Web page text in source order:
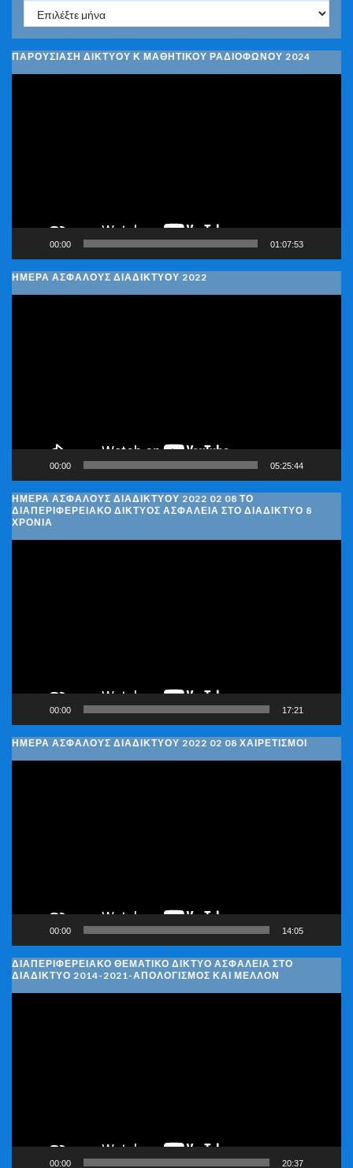
Ιστορικό
ΠΑΡΟΥΣΙΑΣΗ ΔΙΚΤΥΟΥ Κ ΜΑΘΗΤΙΚΟΥ ΡΑΔΙΟΦΩΝΟΥ 2024
00:00 01:07:53
ΗΜΕΡΑ ΑΣΦΑΛΟΥΣ ΔΙΑΔΙΚΤΥΟΥ 2022
00:00 05:25:44
ΗΜΈΡΑ ΑΣΦΑΛΟΎΣ ΔΙΑΔΙΚΤΎΟΥ 2022 02 08 ΤΟ
ΔΙΑΠΕΡΙΦΕΡΕΙΑΚΌ ΔΊΚΤΥΟΣ ΑΣΦΆΛΕΙΑ ΣΤΟ ΔΙΑΔΊΚΤΥΟ 8
ΧΡΌΝΙΑ
00:00 17:21
ΗΜΈΡΑ ΑΣΦΑΛΟΎΣ ΔΙΑΔΙΚΤΎΟΥ 2022 02 08 ΧΑΙΡΕΤΙΣΜΟΊ
00:00 14:05
ΔΙΑΠΕΡΙΦΕΡΕΙΑΚΌ ΘΕΜΑΤΙΚΌ ΔΊΚΤΥΟ ΑΣΦΆΛΕΙΑ ΣΤΟ
ΔΙΑΔΊΚΤΥΟ 2014-2021-ΑΠΟΛΟΓΙΣΜΌΣ ΚΑΙ ΜΈΛΛΟΝ
00:00 20:37